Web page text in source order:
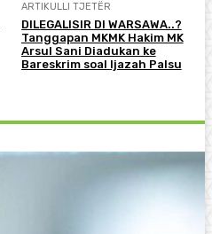
ARTIKULLI TJETËR
DILEGALISIR DI WARSAWA..?
Tanggapan MKMK Hakim MK
Arsul Sani Diadukan ke
Bareskrim soal Ijazah Palsu